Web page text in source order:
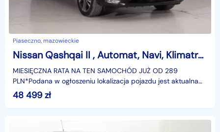
Piaseczno, mazowieckie
Nissan Qashqai II , Automat, Navi, Klimatronic, Tempomat, Parktronic,
MIESIĘCZNA RATA NA TEN SAMOCHÓD JUŻ OD 289
PLN*Podana w ogłoszeniu lokalizacja pojazdu jest aktualna
na dzień wystawienia ogłoszenia. Przed przyjazdem do
salonu
48 499 zł